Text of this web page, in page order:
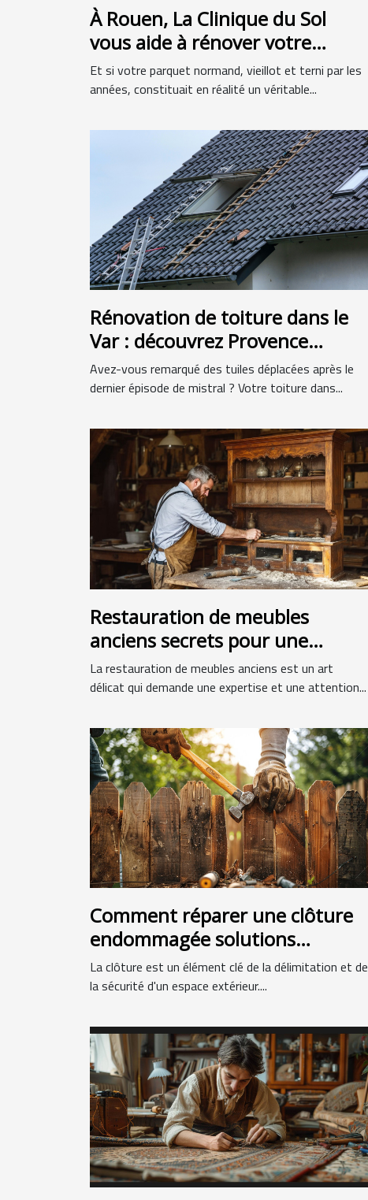
À Rouen, La Clinique du Sol
vous aide à rénover votre
parquet !
Et si votre parquet normand, vieillot et terni par les
années, constituait en réalité un véritable...
Rénovation de toiture dans le
Var : découvrez Provence
Solutions Habitat
Avez-vous remarqué des tuiles déplacées après le
dernier épisode de mistral ? Votre toiture dans...
Restauration de meubles
anciens secrets pour une
finition parfaite
La restauration de meubles anciens est un art
délicat qui demande une expertise et une attention...
Comment réparer une clôture
endommagée solutions
durables et économiques
La clôture est un élément clé de la délimitation et de
la sécurité d'un espace extérieur....